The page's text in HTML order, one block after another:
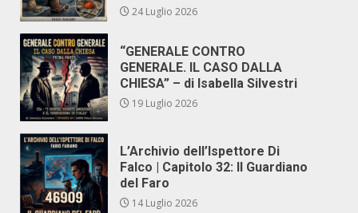
24 Luglio 2026
“GENERALE CONTRO
GENERALE. IL CASO DALLA
CHIESA” – di Isabella Silvestri
19 Luglio 2026
L’Archivio dell’Ispettore Di
Falco | Capitolo 32: Il Guardiano
del Faro
14 Luglio 2026